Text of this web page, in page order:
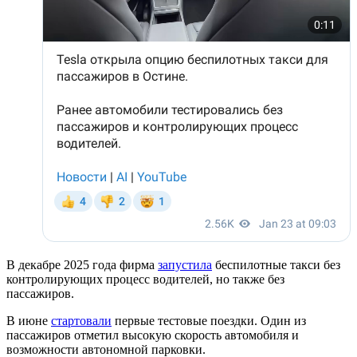
В декабре 2025 года фирма запустила беспилотные такси без
контролирующих процесс водителей, но также без
пассажиров.
В июне стартовали первые тестовые поездки. Один из
пассажиров отметил высокую скорость автомобиля и
возможности автономной парковки.